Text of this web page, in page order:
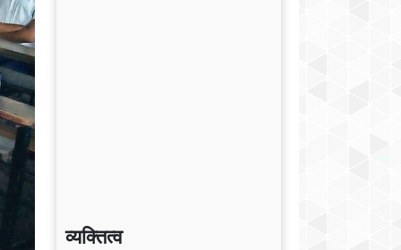
व्यक्तित्व